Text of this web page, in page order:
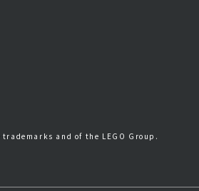
trademarks and of the LEGO Group.